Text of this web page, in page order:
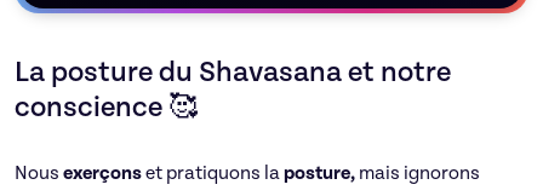
La posture du Shavasana et notre
conscience 🥰
Nous exerçonset pratiquons laposture, mais ignorons